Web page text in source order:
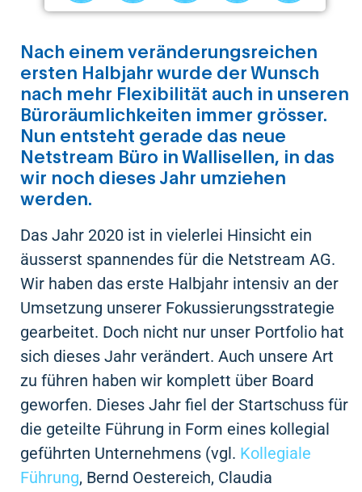
Nach einem veränderungsreichen
ersten Halbjahr wurde der Wunsch
nach mehr Flexibilität auch in unseren
Büroräumlichkeiten immer grösser.
Nun entsteht gerade das neue
Netstream Büro in Wallisellen, in das
wir noch dieses Jahr umziehen
werden.
Das Jahr 2020 ist in vielerlei Hinsicht ein
äusserst spannendes für die Netstream AG.
Wir haben das erste Halbjahr intensiv an der
Umsetzung unserer Fokussierungsstrategie
gearbeitet. Doch nicht nur unser Portfolio hat
sich dieses Jahr verändert. Auch unsere Art
zu führen haben wir komplett über Board
geworfen. Dieses Jahr fiel der Startschuss für
die geteilte Führung in Form eines kollegial
geführten Unternehmens (vgl. Kollegiale
Führung, Bernd Oestereich, Claudia